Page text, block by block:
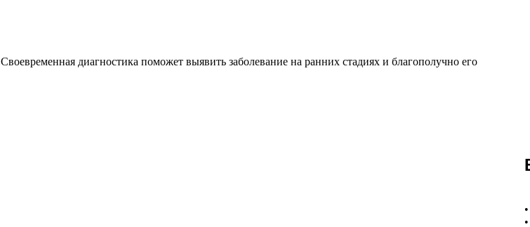
Своевременная диагностика поможет выявить заболевание на ранних стадиях и благополучно его